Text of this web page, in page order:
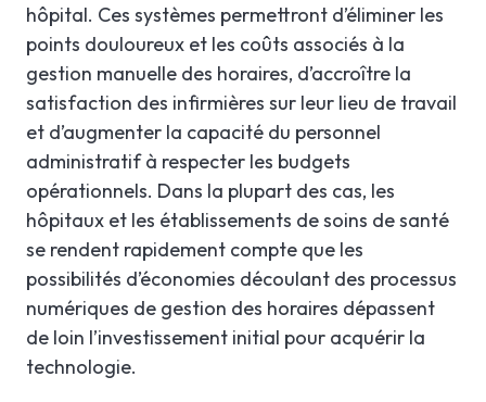
hôpital. Ces systèmes permettront d’éliminer les
points douloureux et les coûts associés à la
gestion manuelle des horaires, d’accroître la
satisfaction des infirmières sur leur lieu de travail
et d’augmenter la capacité du personnel
administratif à respecter les budgets
opérationnels. Dans la plupart des cas, les
hôpitaux et les établissements de soins de santé
se rendent rapidement compte que les
possibilités d’économies découlant des processus
numériques de gestion des horaires dépassent
de loin l’investissement initial pour acquérir la
technologie.